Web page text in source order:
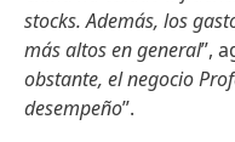
stocks. Además, los
más altos en general”,
obstante, el negocio
desempeño”.